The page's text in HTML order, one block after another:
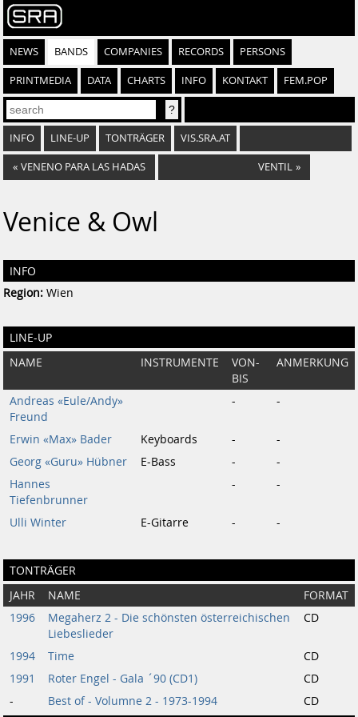
NEWS BANDS COMPANIES RECORDS PERSONS
PRINTMEDIA DATA CHARTS INFO KONTAKT FEM.POP
INFO LINE-UP TONTRÄGER VIS.SRA.AT
« VENENO PARA LAS HADAS VENTIL »
Venice & Owl
INFO
Region: Wien
LINE-UP
NAME INSTRUMENTE
VON-
BIS
ANMERKUNG
Andreas «Eule/Andy»
Freund
- -
Erwin «Max» Bader Keyboards -
-
Georg «Guru» Hübner
E-Bass -
-
Hannes
Tiefenbrunner
- -
Ulli Winter E-Gitarre - -
TONTRÄGER
JAHR NAME
FORMAT
1996
Megaherz 2 - Die schönsten österreichischen
Liebeslieder
CD
1994 Time
CD
1991
Roter Engel - Gala ´90 (CD1)
CD
-
Best of - Volumne 2 - 1973-1994 CD